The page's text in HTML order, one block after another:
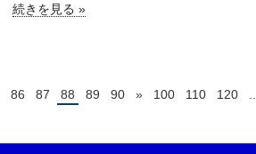
続きを見る »
86 87 88 89 90 » 100 110 120